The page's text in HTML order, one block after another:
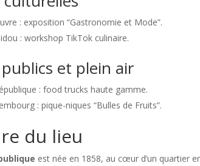
: exposition “Gastronomie et Mode”.
: workshop TikTok culinaire.
publics et plein air
: food trucks haute gamme.
: pique-niques “Bulles de Fruits”.
du lieu
est née en 1858, au cœur d’un quartier